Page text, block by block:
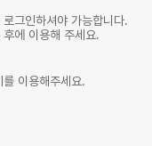
그인하셔야 가능합니다.
에 이용해 주세요.
이용해주세요.